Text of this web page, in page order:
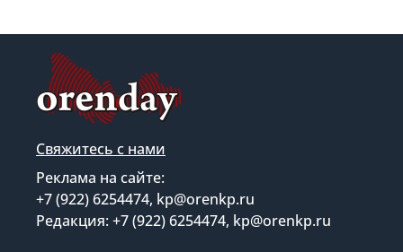
Свяжитесь с нами
Реклама на сайте:
+7 (922) 6254474, kp@orenkp.ru
Редакция: +7 (922) 6254474, kp@orenkp.ru